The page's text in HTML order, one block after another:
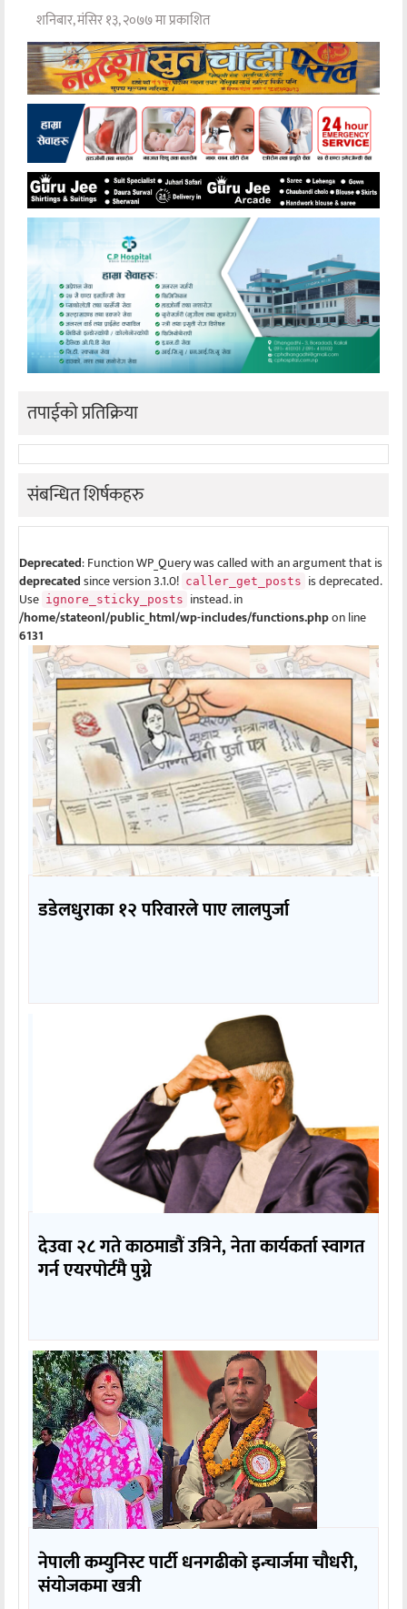
शनिबार, मंसिर १३, २०७७ मा प्रकाशित
तपाईको प्रतिक्रिया
संबन्धित शिर्षकहरु
Deprecated: Function WP_Query was called with an argument that is
deprecatedsince version 3.1.0! caller_get_posts is deprecated.
Use ignore_sticky_posts instead. in
/home/stateonl/public_html/wp-includes/functions.phpon line
6131
डडेलधुराका १२ परिवारले पाए लालपुर्जा
देउवा २८ गते काठमाडौं उत्रिने, नेता कार्यकर्ता स्वागत
गर्न एयरपोर्टमै पुग्ने
नेपाली कम्युनिस्ट पार्टी धनगढीको इन्चार्जमा चौधरी,
संयोजकमा खत्री